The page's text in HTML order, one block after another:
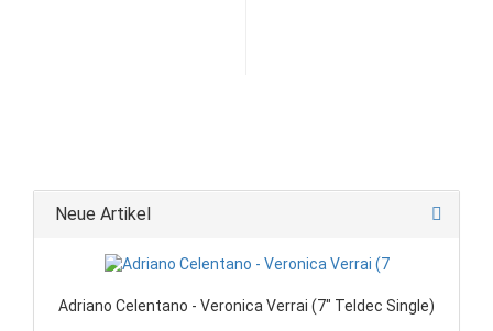
Neue Artikel
Adriano Celentano - Veronica Verrai (7" Teldec Single)